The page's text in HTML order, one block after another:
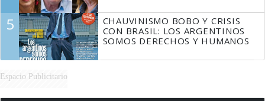
5
CHAUVINISMO BOBO Y CRISIS
CON BRASIL: LOS ARGENTINOS
SOMOS DERECHOS Y HUMANOS
Espacio Publicitario